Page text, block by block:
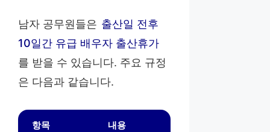
남자 공무원들은 출산일 전후
10일간 유급 배우자 출산휴가
를 받을 수 있습니다. 주요 규정
은 다음과 같습니다.
항목 내용